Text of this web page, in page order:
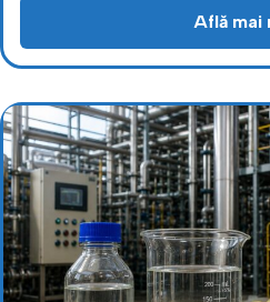
Află mai